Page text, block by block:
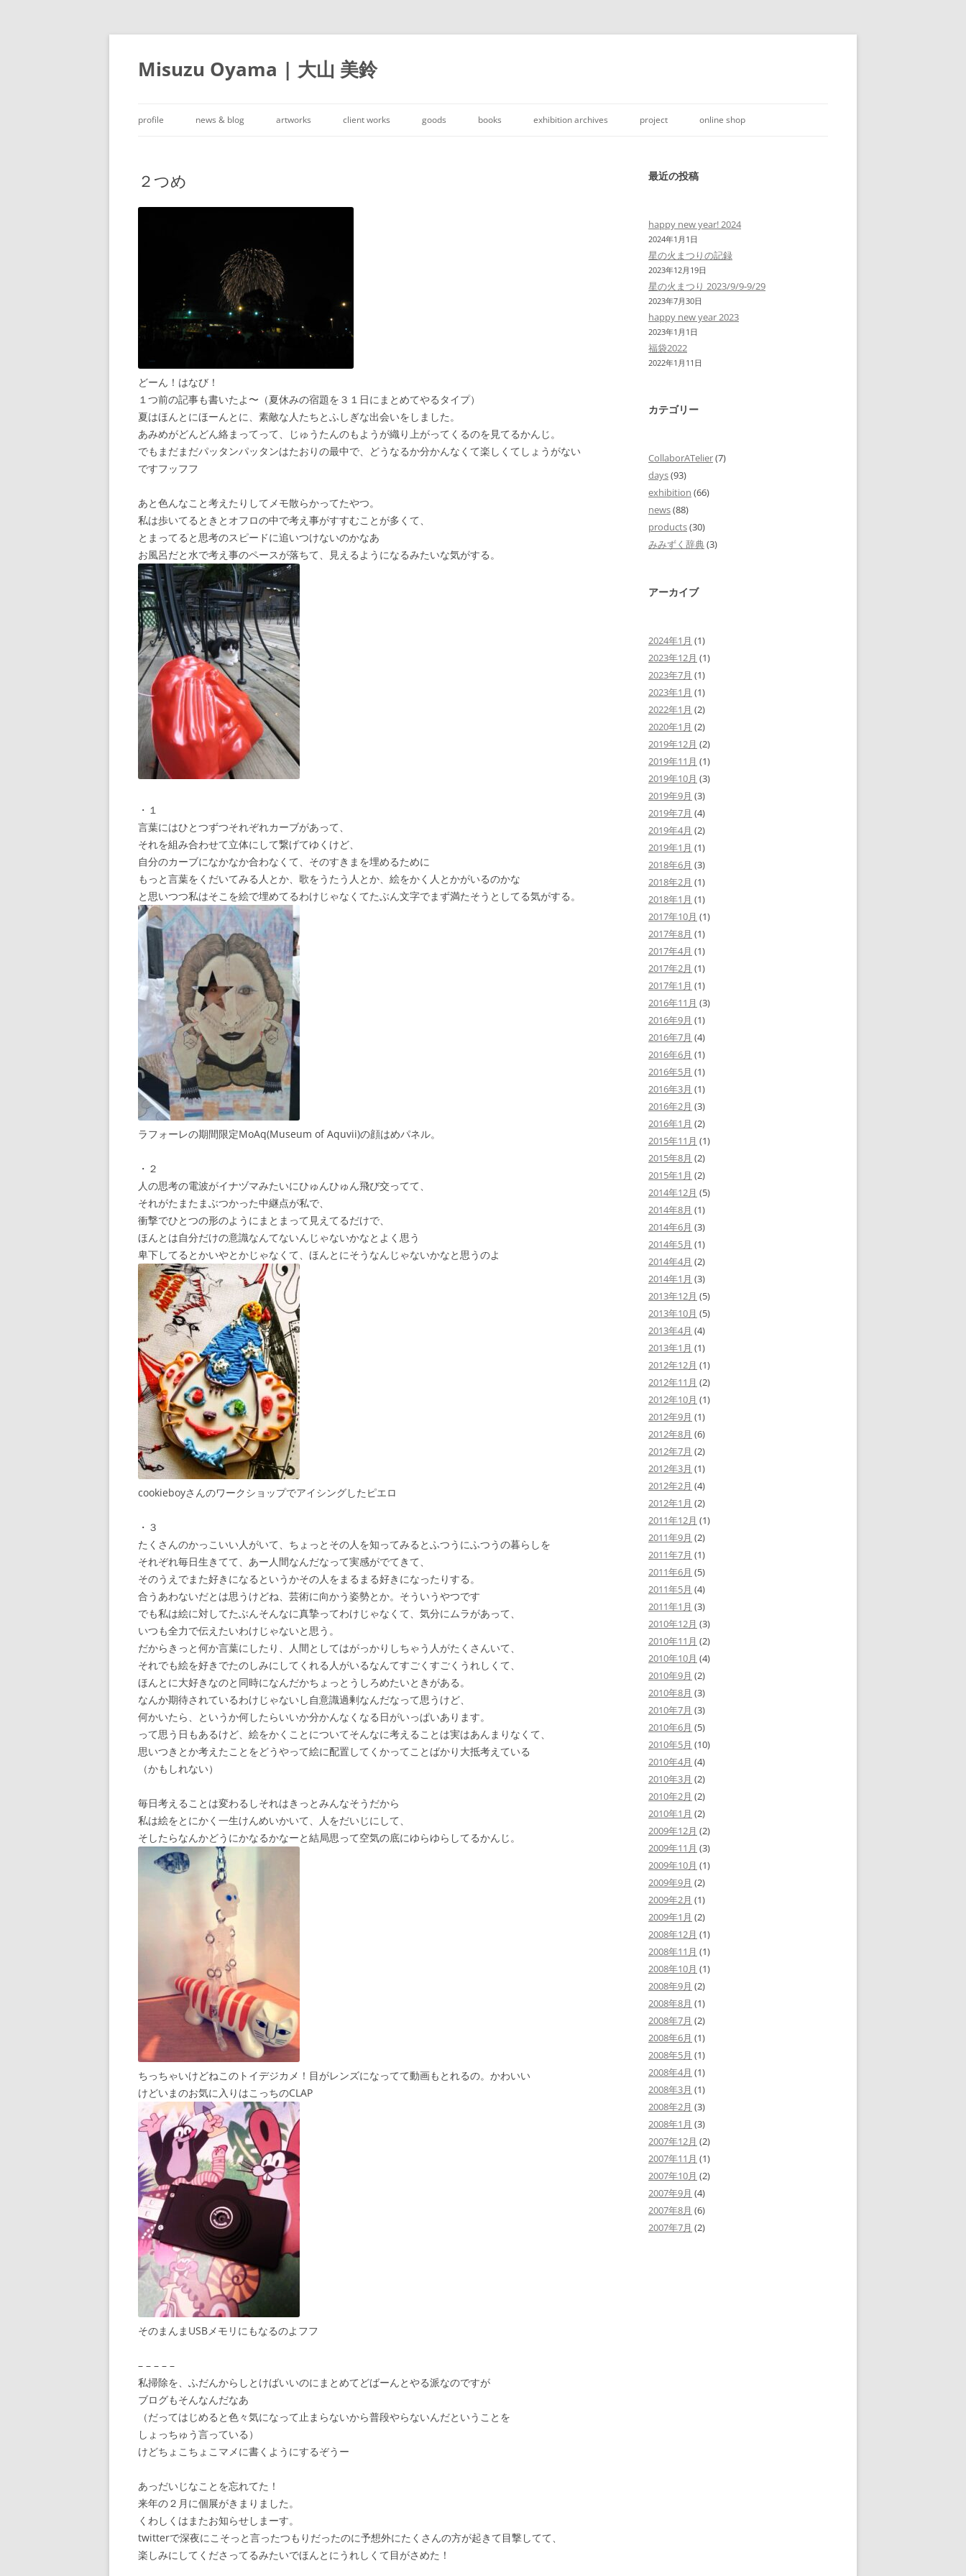
Misuzu Oyama | 大山 美鈴
ン
profile news & blog artworks client works goods books exhibition archives project online shop
２つめ
どーん！はなび！
１つ前の記事も書いたよ〜（夏休みの宿題を３１日にまとめてやるタイプ）
夏はほんとにほーんとに、素敵な人たちとふしぎな出会いをしました。
あみめがどんどん絡まってって、じゅうたんのもようが織り上がってくるのを見てるかんじ。
でもまだまだパッタンパッタンはたおりの最中で、どうなるか分かんなくて楽しくてしょうがない
ですフッフフ
あと色んなこと考えたりしてメモ散らかってたやつ。
私は歩いてるときとオフロの中で考え事がすすむことが多くて、
とまってると思考のスピードに追いつけないのかなあ
お風呂だと水で考え事のペースが落ちて、見えるようになるみたいな気がする。
・１
言葉にはひとつずつそれぞれカーブがあって、
それを組み合わせて立体にして繋げてゆくけど、
自分のカーブになかなか合わなくて、そのすきまを埋めるために
もっと言葉をくだいてみる人とか、歌をうたう人とか、絵をかく人とかがいるのかな
と思いつつ私はそこを絵で埋めてるわけじゃなくてたぶん文字でまず満たそうとしてる気がする。
ラフォーレの期間限定MoAq(Museum of Aquvii)の顔はめパネル。
・２
人の思考の電波がイナヅマみたいにひゅんひゅん飛び交ってて、
それがたまたまぶつかった中継点が私で、
衝撃でひとつの形のようにまとまって見えてるだけで、
ほんとは自分だけの意識なんてないんじゃないかなとよく思う
卑下してるとかいやとかじゃなくて、ほんとにそうなんじゃないかなと思うのよ
cookieboyさんのワークショップでアイシングしたピエロ
・３
たくさんのかっこいい人がいて、ちょっとその人を知ってみるとふつうにふつうの暮らしを
それぞれ毎日生きてて、あー人間なんだなって実感がでてきて、
そのうえでまた好きになるというかその人をまるまる好きになったりする。
合うあわないだとは思うけどね、芸術に向かう姿勢とか。そういうやつです
でも私は絵に対してたぶんそんなに真摯ってわけじゃなくて、気分にムラがあって、
いつも全力で伝えたいわけじゃないと思う。
だからきっと何か言葉にしたり、人間としてはがっかりしちゃう人がたくさんいて、
それでも絵を好きでたのしみにしてくれる人がいるなんてすごくすごくうれしくて、
ほんとに大好きなのと同時になんだかちょっとうしろめたいときがある。
なんか期待されているわけじゃないし自意識過剰なんだなって思うけど、
何かいたら、というか何したらいいか分かんなくなる日がいっぱいあります。
って思う日もあるけど、絵をかくことについてそんなに考えることは実はあんまりなくて、
思いつきとか考えたことをどうやって絵に配置してくかってことばかり大抵考えている
（かもしれない）
毎日考えることは変わるしそれはきっとみんなそうだから
私は絵をとにかく一生けんめいかいて、人をだいじにして、
そしたらなんかどうにかなるかなーと結局思って空気の底にゆらゆらしてるかんじ。
ちっちゃいけどねこのトイデジカメ！目がレンズになってて動画もとれるの。かわいい
けどいまのお気に入りはこっちのCLAP
そのまんまUSBメモリにもなるのよフフ
– – – – –
私掃除を、ふだんからしとけばいいのにまとめてどばーんとやる派なのですが
ブログもそんなんだなあ
（だってはじめると色々気になって止まらないから普段やらないんだということを
しょっちゅう言っている）
けどちょこちょこマメに書くようにするぞうー
あっだいじなことを忘れてた！
来年の２月に個展がきまりました。
くわしくはまたお知らせしまーす。
twitterで深夜にこそっと言ったつもりだったのに予想外にたくさんの方が起きて目撃してて、
楽しみにしてくださってるみたいでほんとにうれしくて目がさめた！
最近の投稿
happy new year! 2024
2024年1月1日
星の火まつりの記録
2023年12月19日
星の火まつり 2023/9/9-9/29
2023年7月30日
happy new year 2023
2023年1月1日
福袋2022
2022年1月11日
カテゴリー
CollaborATelier(7)
days(93)
exhibition (66)
news(88)
products(30)
みみずく辞典(3)
アーカイブ
2024年1月 (1)
2023年12月 (1)
2023年7月 (1)
2023年1月 (1)
2022年1月 (2)
2020年1月 (2)
2019年12月 (2)
2019年11月 (1)
2019年10月 (3)
2019年9月 (3)
2019年7月 (4)
2019年4月 (2)
2019年1月 (1)
2018年6月 (3)
2018年2月 (1)
2018年1月 (1)
2017年10月 (1)
2017年8月 (1)
2017年4月 (1)
2017年2月 (1)
2017年1月 (1)
2016年11月 (3)
2016年9月 (1)
2016年7月 (4)
2016年6月 (1)
2016年5月 (1)
2016年3月 (1)
2016年2月 (3)
2016年1月 (2)
2015年11月 (1)
2015年8月 (2)
2015年1月 (2)
2014年12月 (5)
2014年8月 (1)
2014年6月 (3)
2014年5月 (1)
2014年4月 (2)
2014年1月 (3)
2013年12月 (5)
2013年10月 (5)
2013年4月 (4)
2013年1月 (1)
2012年12月 (1)
2012年11月 (2)
2012年10月 (1)
2012年9月 (1)
2012年8月 (6)
2012年7月 (2)
2012年3月 (1)
2012年2月 (4)
2012年1月 (2)
2011年12月 (1)
2011年9月 (2)
2011年7月 (1)
2011年6月 (5)
2011年5月 (4)
2011年1月 (3)
2010年12月 (3)
2010年11月 (2)
2010年10月 (4)
2010年9月 (2)
2010年8月 (3)
2010年7月 (3)
2010年6月 (5)
2010年5月 (10)
2010年4月 (4)
2010年3月 (2)
2010年2月 (2)
2010年1月 (2)
2009年12月 (2)
2009年11月 (3)
2009年10月 (1)
2009年9月 (2)
2009年2月 (1)
2009年1月 (2)
2008年12月 (1)
2008年11月 (1)
2008年10月 (1)
2008年9月 (2)
2008年8月 (1)
2008年7月 (2)
2008年6月 (1)
2008年5月 (1)
2008年4月 (1)
2008年3月 (1)
2008年2月 (3)
2008年1月 (3)
2007年12月 (2)
2007年11月 (1)
2007年10月 (2)
2007年9月 (4)
2007年8月 (6)
2007年7月 (2)